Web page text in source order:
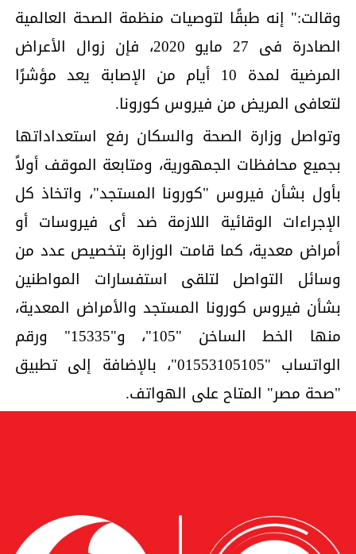
وقالت:" إنه طبقًا لتوصيات منظمة الصحة العالمية
الصادرة فى 27 مايو 2020، فإن زوال الأعراض
المرضية لمدة 10 أيام من الإصابة يعد مؤشرًا
لتعافى المريض من فيروس كورونا.
وتواصل وزارة الصحة والسكان رفع استعداداتها
بجميع محافظات الجمهورية، ومتابعة الموقف أولاً
بأول بشأن فيروس "كورونا المستجد"، واتخاذ كل
الإجراءات الوقائية اللازمة ضد أى فيروسات أو
أمراض معدية، كما قامت الوزارة بتخصيص عدد من
وسائل التواصل لتلقى استفسارات المواطنين
بشأن فيروس كورونا المستجد والأمراض المعدية،
منها الخط الساخن "105"، و"15335" ورقم
الواتساب "01553105105"، بالإضافة إلى تطبيق
"صحة مصر" المتاح على الهواتف.